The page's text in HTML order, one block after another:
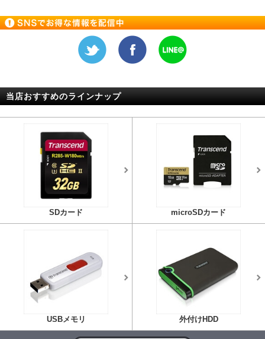
当店おすすめのラインナップ
SDカード microSDカード
USBメモリ 外付けHDD